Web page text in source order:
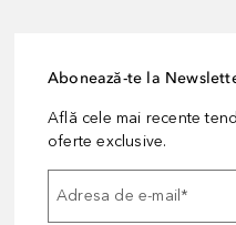
Abonează-te la
Află cele mai recente
oferte exclusive.
Adresa de e-mail*